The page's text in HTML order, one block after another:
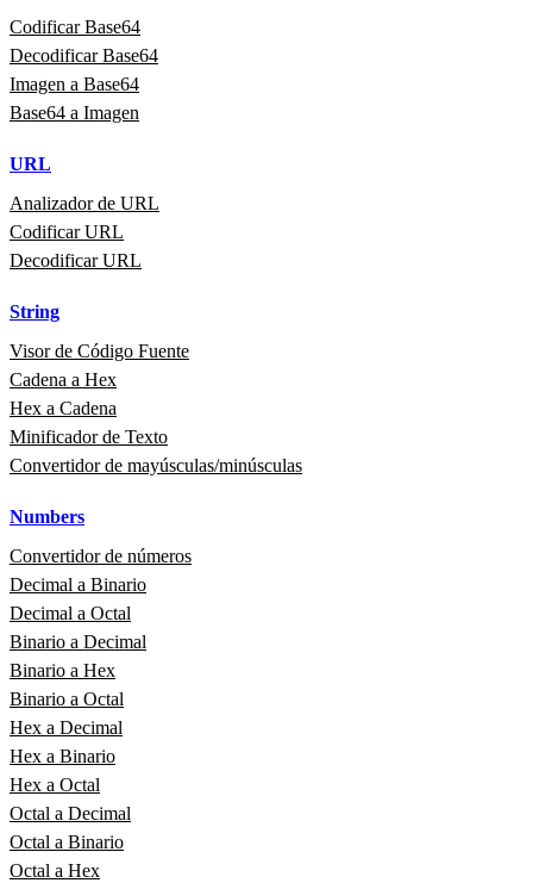
Codificar Base64
Decodificar Base64
Imagen a Base64
Base64 a Imagen
URL
Analizador de URL
Codificar URL
Decodificar URL
String
Visor de Código Fuente
Cadena a Hex
Hex a Cadena
Minificador de Texto
Convertidor de mayúsculas/minúsculas
Numbers
Convertidor de números
Decimal a Binario
Decimal a Octal
Binario a Decimal
Binario a Hex
Binario a Octal
Hex a Decimal
Hex a Binario
Hex a Octal
Octal a Decimal
Octal a Binario
Octal a Hex